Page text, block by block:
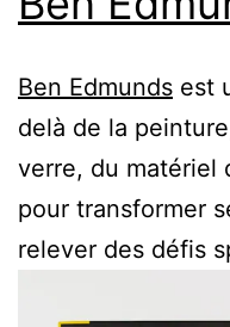
Ben Edmunds est
delà de la
verre, du matériel
pour transformer
relever des défis